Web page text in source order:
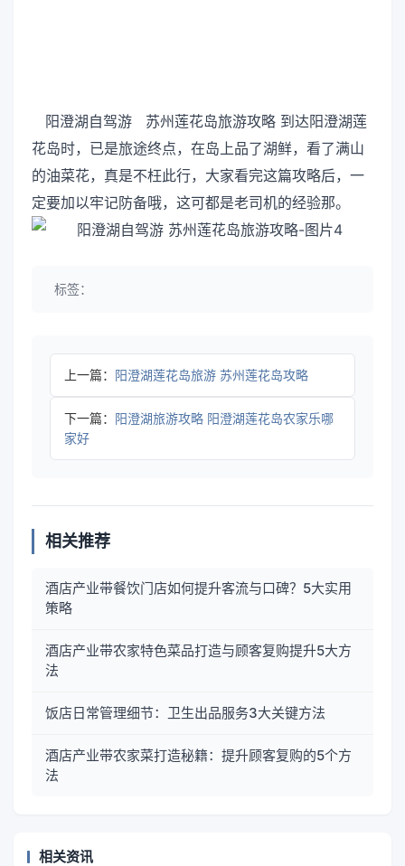
阳澄湖自驾游 苏州莲花岛旅游攻略 到达阳澄湖莲
花岛时，已是旅途终点，在岛上品了湖鲜，看了满山
的油菜花，真是不枉此行，大家看完这篇攻略后，一
定要加以牢记防备哦，这可都是老司机的经验那。
标签：
上一篇： 阳澄湖莲花岛旅游 苏州莲花岛攻略
下一篇： 阳澄湖旅游攻略 阳澄湖莲花岛农家乐哪
家好
相关推荐
酒店产业带餐饮门店如何提升客流与口碑？5大实用
策略
酒店产业带农家特色菜品打造与顾客复购提升5大方
法
饭店日常管理细节：卫生出品服务3大关键方法
酒店产业带农家菜打造秘籍：提升顾客复购的5个方
法
相关资讯